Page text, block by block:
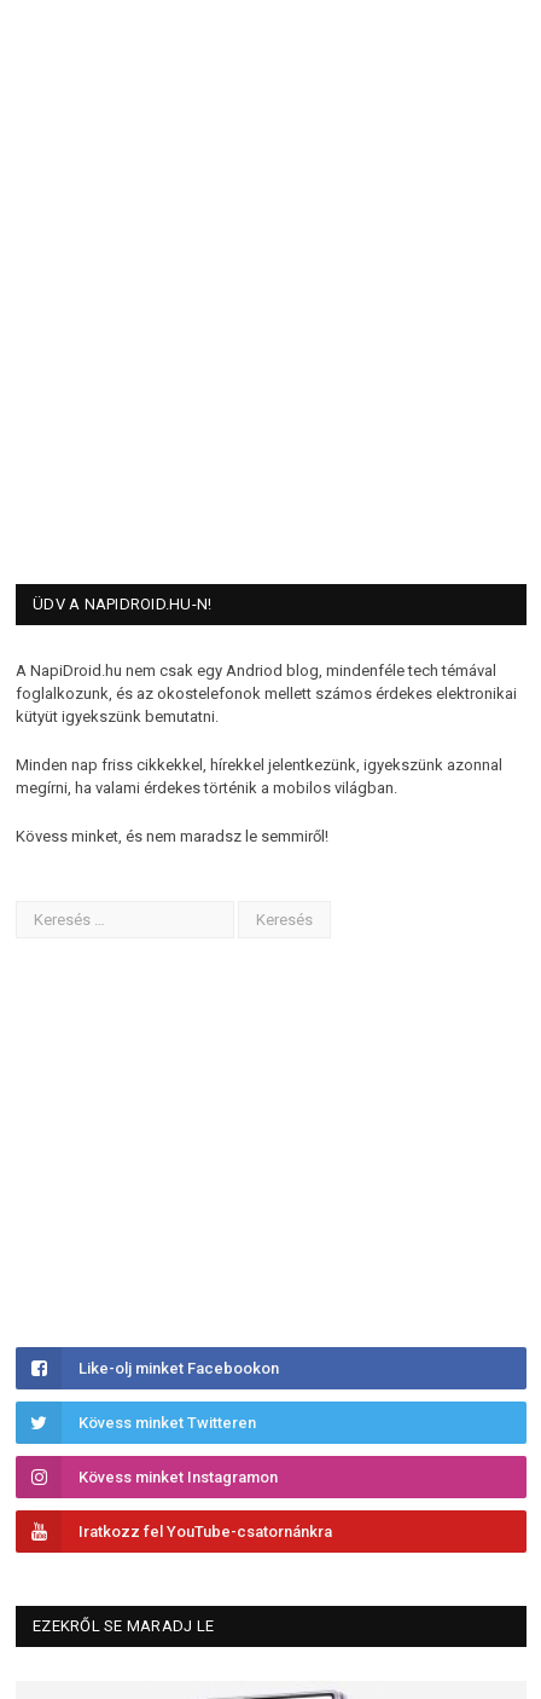
ÜDV A NAPIDROID.HU-N!
A NapiDroid.hu nem csak egy Andriod blog, mindenféle tech témával
foglalkozunk, és az okostelefonok mellett számos érdekes elektronikai
kütyüt igyekszünk bemutatni.
Minden nap friss cikkekkel, hírekkel jelentkezünk, igyekszünk azonnal
megírni, ha valami érdekes történik a mobilos világban.
Kövess minket, és nem maradsz le semmiről!
Like-olj minket Facebookon
Kövess minket Twitteren
Kövess minket Instagramon
Iratkozz fel YouTube-csatornánkra
EZEKRŐL SE MARADJ LE